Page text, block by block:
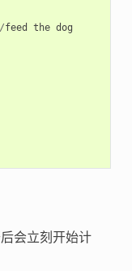
feed the dog
会立刻开始计